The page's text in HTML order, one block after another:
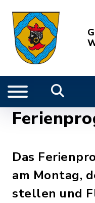
Das
am Montag,
stellen und